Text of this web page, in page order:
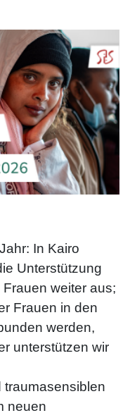
In Kairo
Unterstützung
weiter aus;
Frauen in den
werden,
unterstützen wir
neuen